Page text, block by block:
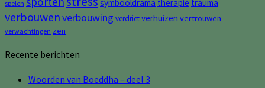
spelen
symbooldrama therapie trauma
verbouwenverbouwing verdrietverhuizen vertrouwen
verwachtingen zen
Recente berichten
Woorden van Boeddha – deel 3